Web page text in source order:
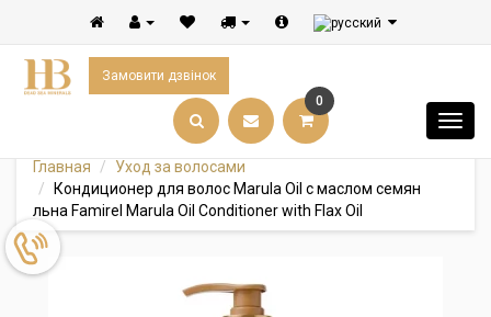
Замовити дзвінок
0
Главная
Уход за волосами
Кондиционер для волос Marula Oil с маслом семян
льна Famirel Marula Oil Conditioner with Flax Oil